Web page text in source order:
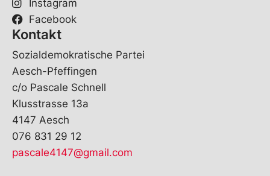
Instagram
Facebook
Kontakt
Sozialdemokratische Partei
Aesch-Pfeffingen
c/o Pascale Schnell
Klusstrasse 13a
4147 Aesch
076 831 29 12
pascale4147@gmail.com